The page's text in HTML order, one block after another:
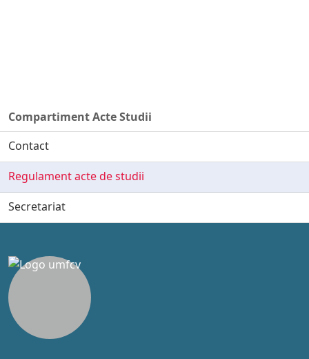
Compartiment Acte Studii
Contact
Regulament acte de studii
Secretariat